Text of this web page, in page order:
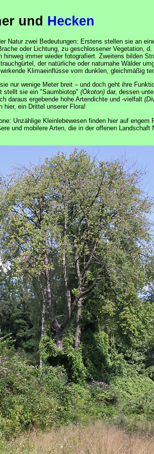
und Hecken
zwei Bedeutungen: Erstens stellen sie an
oder Lichtung, zu geschlossener Vegetation,
immer wieder fotografiert. Zweitens bilden
der natürliche oder naturnahe Wälder
Klimaeinflüsse vom dunklen, gleichmäßig
nur wenige Meter breit – und doch geht ihre
stellt sie ein "Saumbiotop" (Ökoton) dar, dessen
daraus ergebende hohe Artendichte und -vielfalt
hier, ein Drittel unserer Flora!
Unzählige Kleinlebewesen finden hier auf
und mobilere Arten, die in der offenen